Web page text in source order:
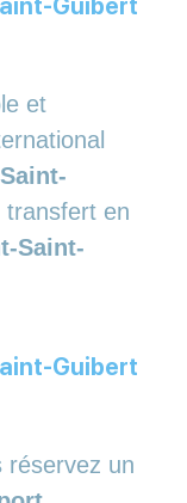
Guibert
et
transfert en
Saint-
Guibert
réservez un